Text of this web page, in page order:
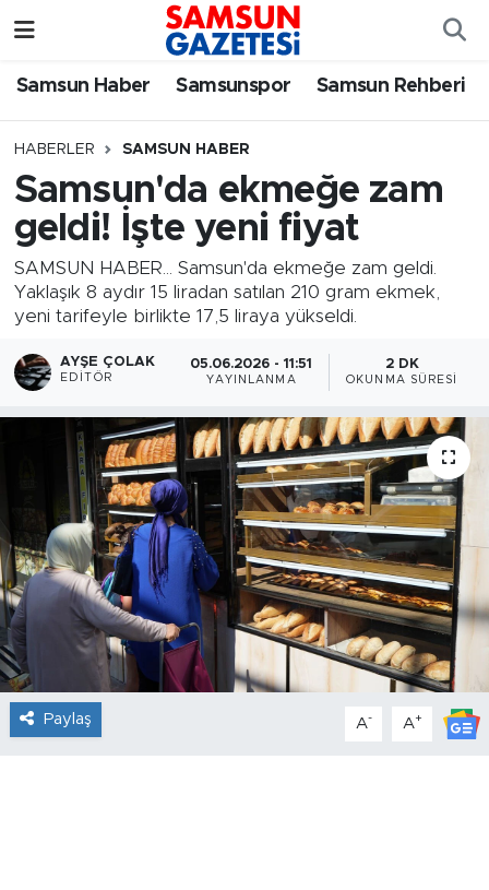
Samsun Haber Samsunspor Samsun Rehberi
HABERLER SAMSUN HABER
Samsun'da ekmeğe zam
geldi! İşte yeni fiyat
SAMSUN HABER... Samsun'da ekmeğe zam geldi.
Yaklaşık 8 aydır 15 liradan satılan 210 gram ekmek,
yeni tarifeyle birlikte 17,5 liraya yükseldi.
AYŞE ÇOLAK
EDITÖR
05.06.2026 - 11:51
YAYINLANMA
2 DK
OKUNMA SÜRESI
Paylaş A- A+
Samsun Haber
Samsun Rehberi
Resmi İlanlar
Samsun Nöbetçi Eczaneler
SAMSUN Namaz Vakitleri
Samsun Trafik Yoğunluk Haritası
Süper Lig Puan Durumu ve Fikstür
Tüm Manşetler
Son Dakika Haberleri
Haber Arşivi